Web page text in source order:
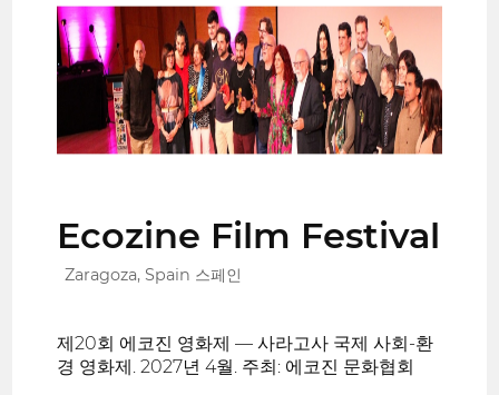
Ecozine Film Festival
Zaragoza, Spain 스페인
제20회 에코진 영화제 — 사라고사 국제 사회-환
경 영화제. 2027년 4월. 주최: 에코진 문화협회